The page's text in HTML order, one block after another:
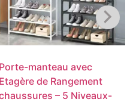
Porte-manteau avec
Etagère de Rangement
– 5 Niveaux-